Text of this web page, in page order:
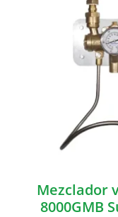
Mezclador
8000GMB